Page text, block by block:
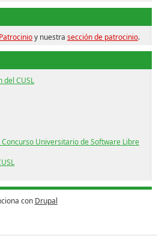
y nuestra sección de patrocinio.
del CUSL
Universitario de Software Libre
con Drupal